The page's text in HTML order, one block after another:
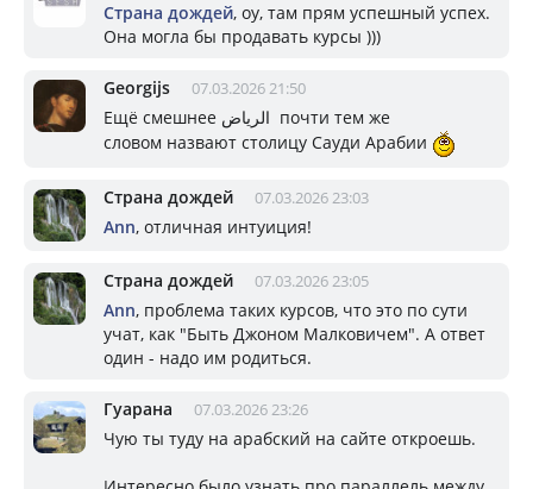
Страна дождей, оу, там прям успешный успех.
Она могла бы продавать курсы )))
Georgijs 07.03.2026 21:50
Ещё смешнее الرياض почти тем же
словом назвают столицу Сауди Арабии
Страна дождей 07.03.2026 23:03
Ann, отличная интуиция!
Страна дождей 07.03.2026 23:05
Ann, проблема таких курсов, что это по сути
учат, как "Быть Джоном Малковичем". А ответ
один - надо им родиться.
Гуарана 07.03.2026 23:26
Чую ты туду на арабский на сайте откроешь.